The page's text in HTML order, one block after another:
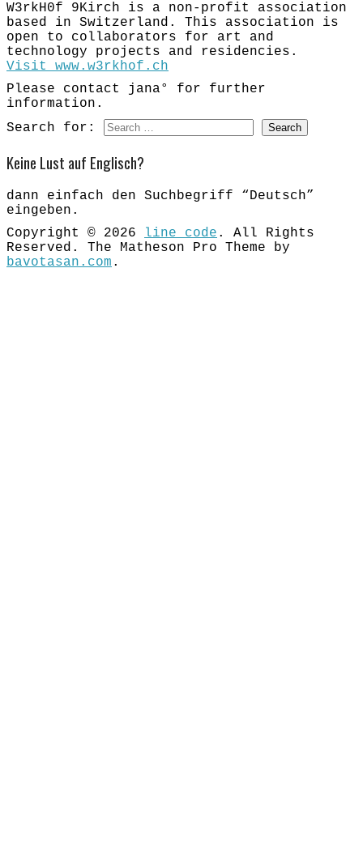
W3rkH0f 9Kirch is a non-profit association
based in Switzerland. This association is
open to collaborators for art and
technology projects and residencies.
Visit www.w3rkhof.ch
Please contact jana° for further
information.
Search for:
Keine Lust auf Englisch?
dann einfach den Suchbegriff “Deutsch”
eingeben.
Copyright © 2026
line_code . All Rights
Reserved.
The Matheson Pro Theme by
bavotasan.com .